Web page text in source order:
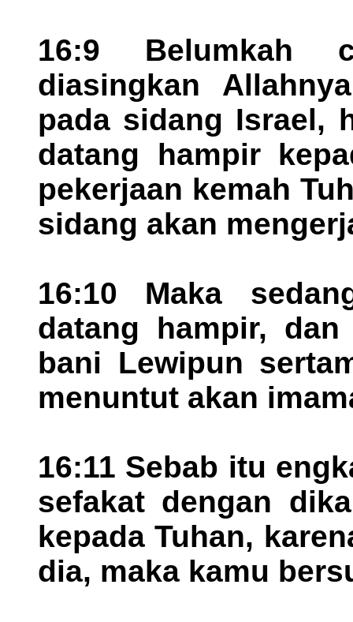
16:9 Belumkah
diasingkan
pada sidang Israel,
datang hampir
pekerjaan kemah
sidang akan
16:10 Maka
datang hampir,
bani Lewipun
menuntut akan
16:11 Sebab itu
sefakat dengan
kepada Tuhan,
dia, maka kamu